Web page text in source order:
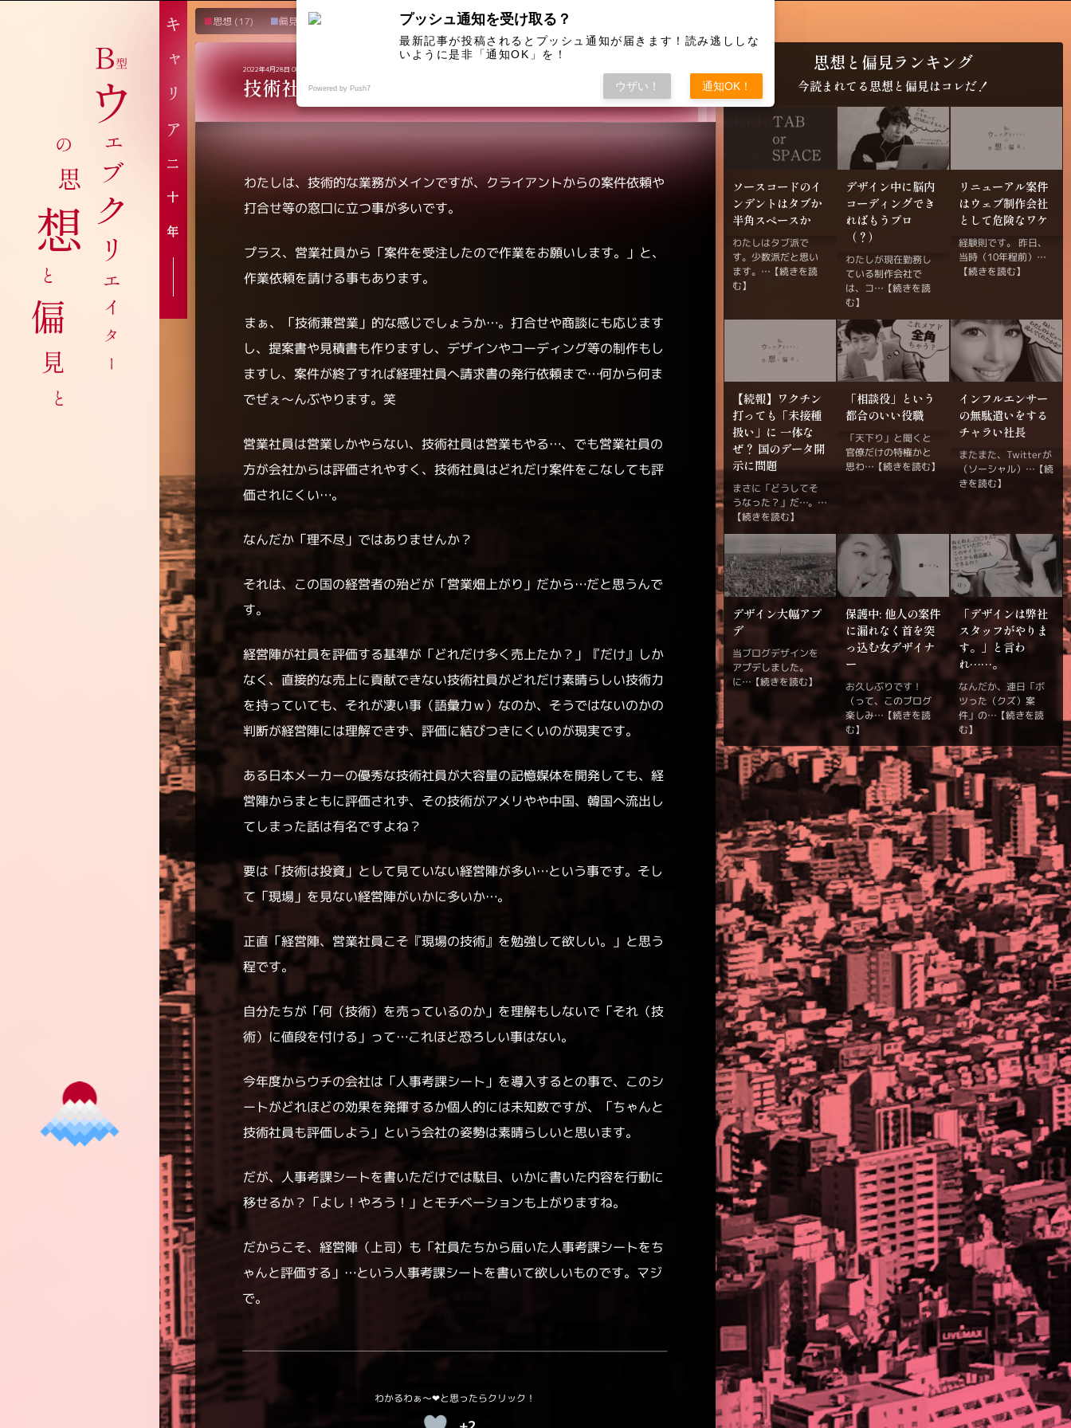
思想 (17) 偏見 (12) 未分類(7)
2022年4月28日 08:49
技術社員が会社から評価されない理由
わたしは、技術的な業務がメインですが、クライアントからの案件依頼や
打合せ等の窓口に立つ事が多いです。
プラス、営業社員から「案件を受注したので作業をお願いします。」と、
作業依頼を請ける事もあります。
まぁ、「技術兼営業」的な感じでしょうか…。打合せや商談にも応じます
し、提案書や見積書も作りますし、デザインやコーディング等の制作もし
ますし、案件が終了すれば経理社員へ請求書の発行依頼まで…何から何ま
でぜぇ～んぶやります。笑
営業社員は営業しかやらない、技術社員は営業もやる…、でも営業社員の
方が会社からは評価されやすく、技術社員はどれだけ案件をこなしても評
価されにくい…。
なんだか「理不尽」ではありませんか？
それは、この国の経営者の殆どが「営業畑上がり」だから…だと思うんで
す。
経営陣が社員を評価する基準が「どれだけ多く売上たか？」『だけ』しか
なく、直接的な売上に貢献できない技術社員がどれだけ素晴らしい技術力
を持っていても、それが凄い事（語彙力ｗ）なのか、そうではないのかの
判断が経営陣には理解できず、評価に結びつきにくいのが現実です。
ある日本メーカーの優秀な技術社員が大容量の記憶媒体を開発しても、経
営陣からまともに評価されず、その技術がアメリやや中国、韓国へ流出し
てしまった話は有名ですよね？
要は「技術は投資」として見ていない経営陣が多い…という事です。そし
て「現場」を見ない経営陣がいかに多いか…。
正直「経営陣、営業社員こそ『現場の技術』を勉強して欲しい。」と思う
程です。
自分たちが「何（技術）を売っているのか」を理解もしないで「それ（技
術）に値段を付ける」って…これほど恐ろしい事はない。
今年度からウチの会社は「人事考課シート」を導入するとの事で、このシ
ートがどれほどの効果を発揮するか個人的には未知数ですが、「ちゃんと
技術社員も評価しよう」という会社の姿勢は素晴らしいと思います。
だが、人事考課シートを書いただけでは駄目、いかに書いた内容を行動に
移せるか？「よし！やろう！」とモチベーションも上がりますね。
だからこそ、経営陣（上司）も「社員たちから届いた人事考課シートをち
ゃんと評価する」…という人事考課シートを書いて欲しいものです。マジ
で。
思想と偏見ランキング
今読まれてる思想と偏見はコレだ！
ソースコードのイ
ンデントはタブか
半角スペースか
わたしはタブ派で
す。少数派だと思い
ます。… 【続きを読
む】
デザイン中に脳内
コーディングでき
ればもうプロ
（？）
わたしが現在勤務し
ている制作会社で
は、コ… 【続きを読
む】
リニューアル案件
はウェブ制作会社
として危険なワケ
経験則です。 昨日、
当時（10年程前）…
【続きを読む】
【続報】ワクチン
打っても「未接種
扱い」に 一体な
ぜ？ 国のデータ開
示に問題
まさに「どうしてそ
うなった？」だ…。…
【続きを読む】
「相談役」という
都合のいい役職
「天下り」と聞くと
官僚だけの特権かと
思わ… 【続きを読む】
インフルエンサー
の無駄遣いをする
チャラい社長
またまた、Twitterが
（ソーシャル）… 【続
きを読む】
デザイン大幅アプ
デ
当ブログデザインを
アプデしました。
に… 【続きを読む】
保護中: 他人の案件
に漏れなく首を突
っ込む女デザイナ
ー
お久しぶりです！
（って、このブログ
楽しみ… 【続きを読
む】
「デザインは弊社
スタッフがやりま
す。」と言わ
れ……。
なんだか、連日「ボ
ツった（クズ）案
件」の… 【続きを読
む】
プッシュ通知を受け取る？
最新記事が投稿されるとプッシュ通知が届きます！読み逃ししな
いように是非「通知OK」を！
Powered by Push7 ウザい！ 通知OK！